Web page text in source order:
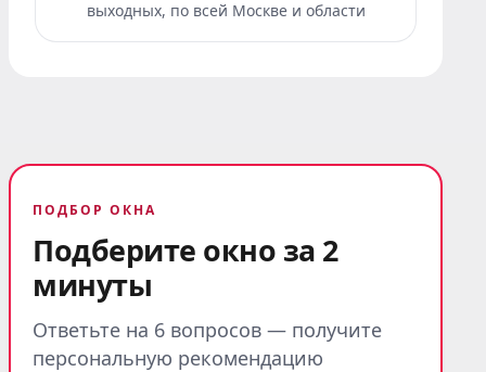
выходных, по всей Москве и области
ПОДБОР ОКНА
Подберите окно за 2
минуты
Ответьте на 6 вопросов — получите
персональную рекомендацию